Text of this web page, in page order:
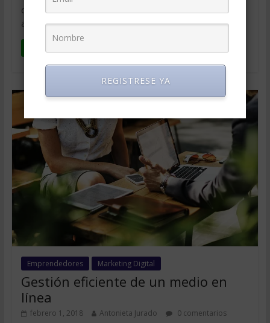
de una manera notable. En Latinoamérica las estadísticas
admiten que se trata
Emprendedores Marketing Digital
Gestión eficiente de un medio en
línea
febrero 1, 2018 Antonieta Jurado 0 comentarios
REGISTRESE YA